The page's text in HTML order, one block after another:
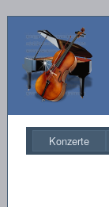
Konzerte